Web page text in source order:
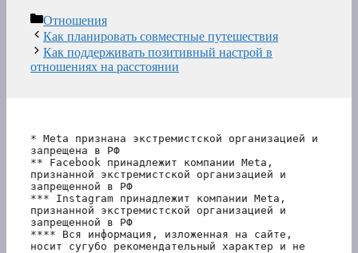
Рубрики
Отношения
Как планировать совместные путешествия
Как поддерживать позитивный настрой в
отношениях на расстоянии
* Meta признана экстремистской организацией и
запрещена в РФ
** Facebook принадлежит компании Meta,
признанной экстремистской организацией и
запрещенной в РФ
*** Instagram принадлежит компании Meta,
признанной экстремистской организацией и
запрещенной в РФ
**** Вся информация, изложенная на сайте,
носит сугубо рекомендательный характер и не